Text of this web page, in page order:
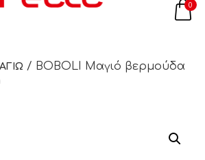
0
/ BOBOLI Μαγιό βερμούδα